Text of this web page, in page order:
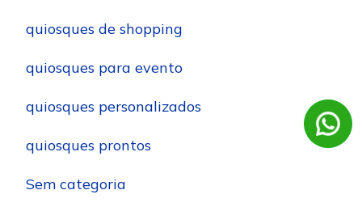
quiosques de shopping
quiosques para evento
quiosques personalizados
quiosques prontos
Sem categoria